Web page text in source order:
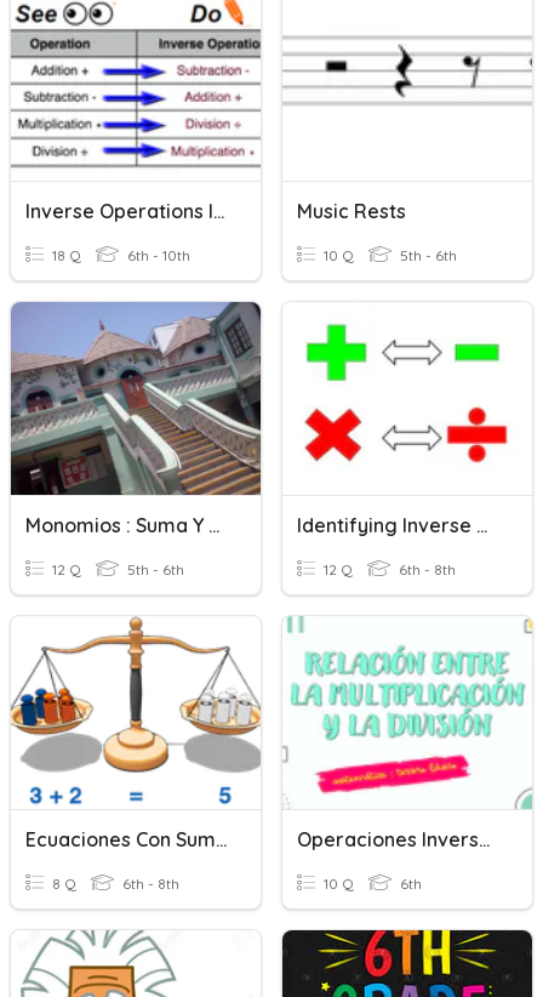
Inverse Operations Intro
18 Q 6th - 10th
Music Rests
10 Q 5th - 6th
Monomios : Suma Y Resta
12 Q 5th - 6th
Identifying Inverse Operations
12 Q 6th - 8th
Ecuaciones Con Suma Y Resta
8 Q 6th - 8th
Operaciones Inversas
10 Q 6th